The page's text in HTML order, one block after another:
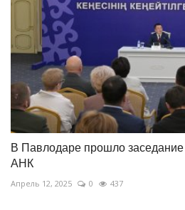
В Павлодаре прошло заседание
АНК
Апрель 12, 2025 0 437